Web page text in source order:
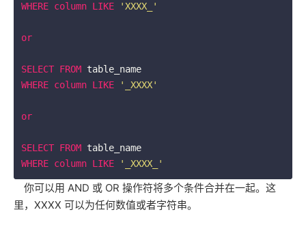
WHERE column LIKE 'XXXX_'
or
SELECT FROM
WHERE column LIKE '_XXXX'
or
SELECT FROM
WHERE column LIKE '_XXXX_'
你可以用 AND 或 OR 操作符将多个条件合并在一起。这
里，XXXX 可以为任何数值或者字符串。